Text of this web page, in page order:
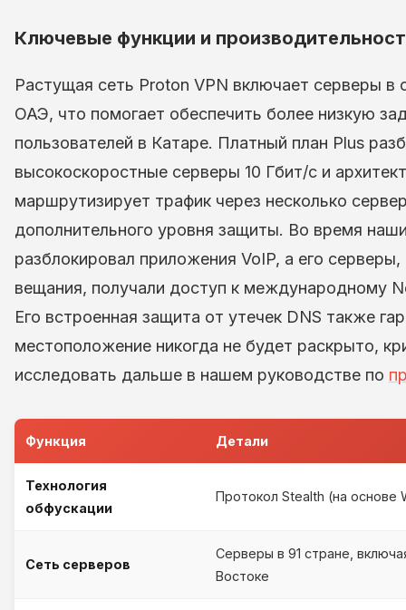
Ключевые функции и
Растущая сеть Proton VPN включает серверы в
ОАЭ, что помогает обеспечить более низкую
пользователей в Катаре. Платный план Plus
высокоскоростные серверы 10 Гбит/с и
маршрутизирует трафик через несколько
дополнительного уровня защиты. Во время
разблокировал приложения VoIP, а его
вещания, получали доступ к международному
Его встроенная защита от утечек DNS также
местоположение никогда не будет раскрыто,
исследовать дальше в нашем руководстве по
Функция Детали
Технология
обфускации
Протокол Stealth (на основе
Сеть серверов
Серверы в 91 стране,
Востоке